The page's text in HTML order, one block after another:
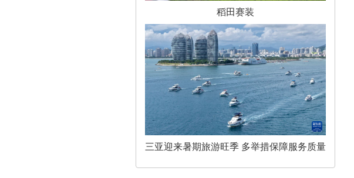
稻田赛装
三亚迎来暑期旅游旺季 多举措保障服务质量